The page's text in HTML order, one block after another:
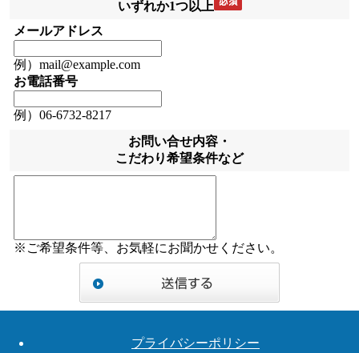
いずれか1つ以上
メールアドレス
例）mail@example.com
お電話番号
例）06-6732-8217
お問い合せ内容・
こだわり希望条件など
※ご希望条件等、お気軽にお聞かせください。
プライバシーポリシー